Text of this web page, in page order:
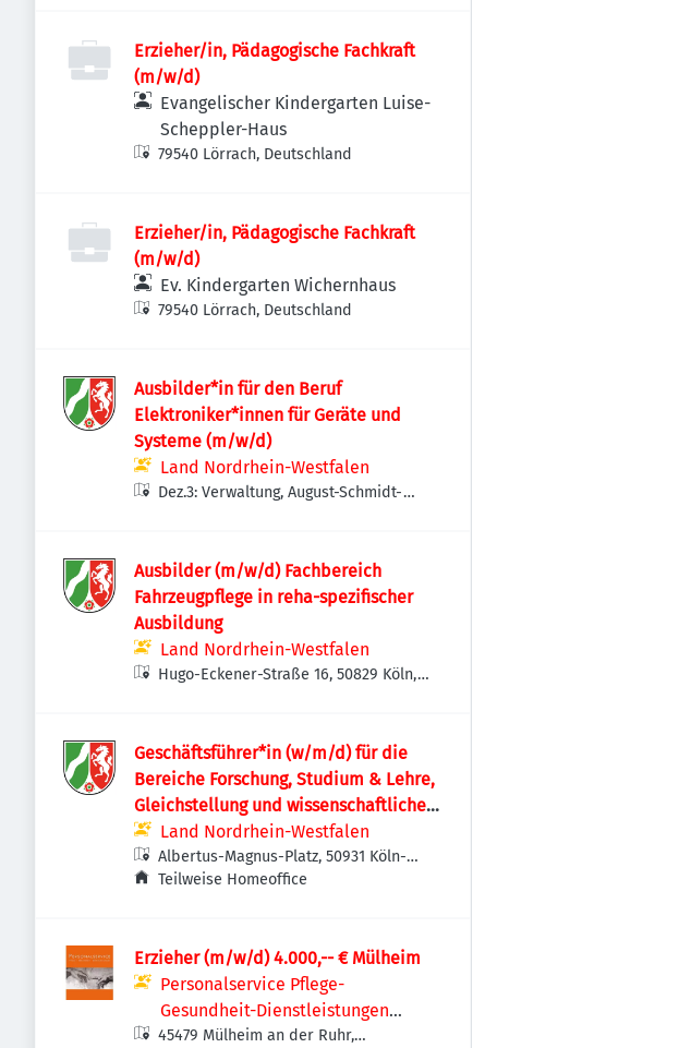
Erzieher/in, Pädagogische Fachkraft
(m/w/d)
Evangelischer Kindergarten Luise-
Scheppler-Haus
79540 Lörrach, Deutschland
Erzieher/in, Pädagogische Fachkraft
(m/w/d)
Ev. Kindergarten Wichernhaus
79540 Lörrach, Deutschland
Ausbilder*in für den Beruf
Elektroniker*innen für Geräte und
Systeme (m/w/d)
Land Nordrhein-Westfalen
Dez.3: Verwaltung, August-Schmidt-
Ausbilder (m/w/d) Fachbereich
Fahrzeugpflege in reha-spezifischer
Ausbildung
Land Nordrhein-Westfalen
Hugo-Eckener-Straße 16, 50829 Köln,
Geschäftsführer*in (w/m/d) für die
Bereiche Forschung, Studium & Lehre,
Gleichstellung und wissenschaftlicher
Nachwuchs, Internationalisierung
Land Nordrhein-Westfalen
Albertus-Magnus-Platz, 50931 Köln-
Lindenthal, Deutschland
Teilweise Homeoffice
Erzieher (m/w/d) 4.000,-- € Mülheim
Personalservice Pflege-
Gesundheit-Dienstleistungen
GmbH
45479 Mülheim an der Ruhr,